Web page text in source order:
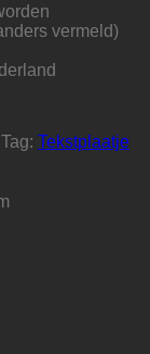
vermeld)
Tag: Tekstplaatje